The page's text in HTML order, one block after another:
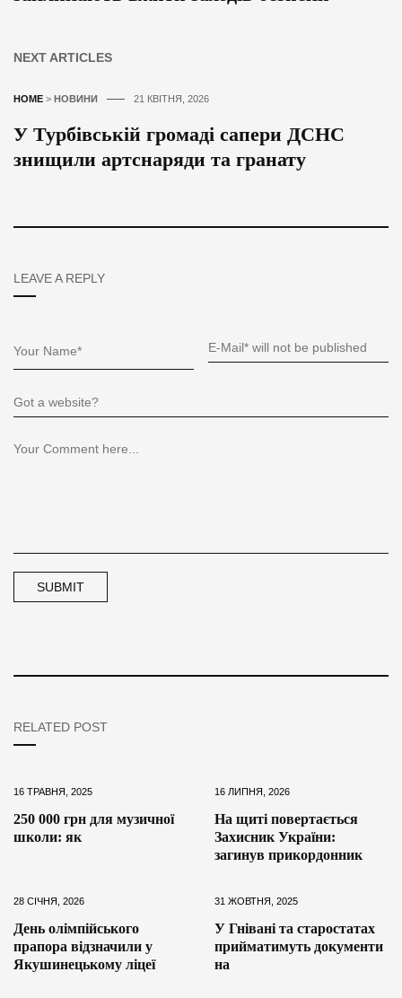
NEXT ARTICLES
HOME > НОВИНИ 21 КВІТНЯ, 2026
У Турбівській громаді сапери ДСНС
знищили артснаряди та гранату
LEAVE A REPLY
RELATED POST
16 ТРАВНЯ, 2025
250 000 грн для музичної
школи: як
16 ЛИПНЯ, 2026
На щиті повертається
Захисник України:
загинув прикордонник
28 СІЧНЯ, 2026
День олімпійського
прапора відзначили у
Якушинецькому ліцеї
31 ЖОВТНЯ, 2025
У Гнівані та старостатах
прийматимуть документи
на